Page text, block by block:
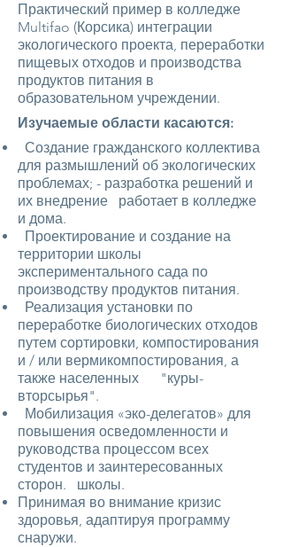
Практический пример в колледже
Multifao (Корсика) интеграции
экологического проекта, переработки
пищевых отходов и производства
продуктов питания в
образовательном учреждении.
Изучаемые области касаются:
Создание гражданского коллектива
для размышлений об экологических
проблемах; - разработка решений и
их внедрение работает в колледже
и дома.
Проектирование и создание на
территории школы
экспериментального сада по
производству продуктов питания.
Реализация установки по
переработке биологических отходов
путем сортировки, компостирования
и / или вермикомпостирования, а
также населенных "куры-
вторсырья".
Мобилизация «эко-делегатов» для
повышения осведомленности и
руководства процессом всех
студентов и заинтересованных
сторон. школы.
Принимая во внимание кризис
здоровья, адаптируя программу
снаружи.